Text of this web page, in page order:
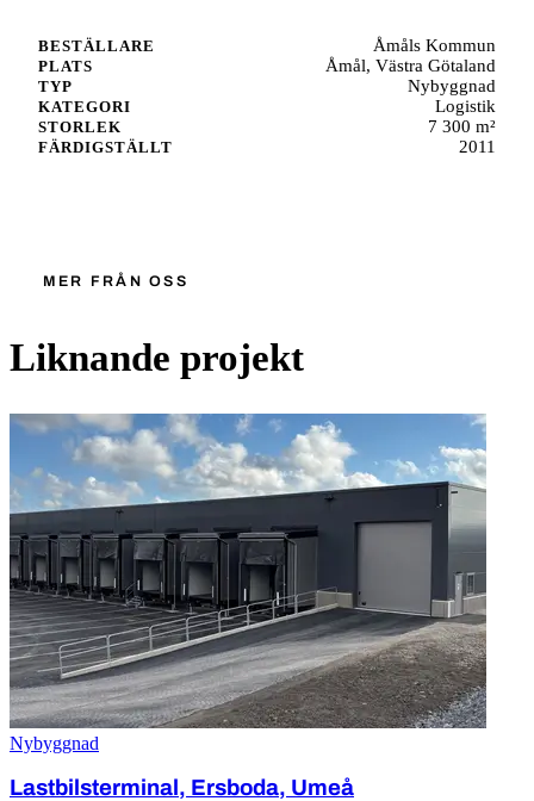
BESTÄLLARE Åmåls Kommun
PLATS Åmål, Västra Götaland
TYP Nybyggnad
KATEGORI Logistik
STORLEK 7 300 m²
FÄRDIGSTÄLLT 2011
MER FRÅN OSS
Liknande projekt
Nybyggnad
Lastbilsterminal, Ersboda, Umeå